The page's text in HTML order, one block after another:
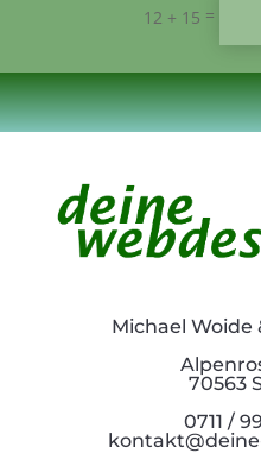
12 + 15 =
Michael Woide
70563
0711 /